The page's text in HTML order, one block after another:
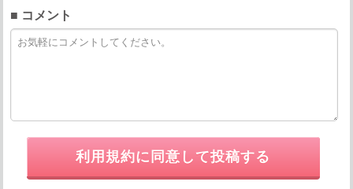
■ コメント
利用規約に同意して投稿する